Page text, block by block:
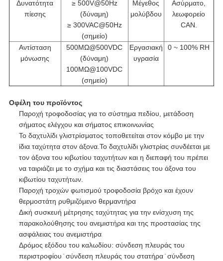
Δυνατότητα
πίεσης
≥ 500V@50Hz
(δύναμη)
≥ 300VAC@50Hz
(σημείο)
Μέγεθος
μολύβδου
Ασύρματο,
λεωφορείο
CAN.
Αντίσταση
μόνωσης
500MΩ@500VDC
(δύναμη)
100MΩ@100VDC
(σημείο)
Εργασιακή
υγρασία
0 ~ 100% RH
Οφέλη του προϊόντος
Παροχή τροφοδοσίας για το σύστημα πεδίου, μετάδοση
σήματος ελέγχου και σήματος επικοινωνίας
Το δαχτυλίδι γλιστρίσματος τοποθετείται στον κόμβο με την
ίδια ταχύτητα στον άξονα.Το δαχτυλίδι γλιστρίας συνδέεται με
τον άξονα του κιβωτίου ταχυτήτων και η διεπαφή του πρέπει
να ταιριάζει με το σχήμα και τις διαστάσεις του άξονα του
κιβωτίου ταχυτήτων.
Παροχή τροχών φωτισμού τροφοδοσία βρόχο και έχουν
θερμοστάτη ρυθμιζόμενο θερμαντήρα
Δική συσκευή μέτρησης ταχύτητας για την ενίσχυση της
παρακολούθησης του ανεμιστήρα και της προστασίας της
ασφάλειας του ανεμιστήρα
Δρόμος εξόδου του καλωδίου: σύνδεση πλευράς του
περιστροφίου ̇ σύνδεση πλευράς του στατήρα ̇ σύνδεση